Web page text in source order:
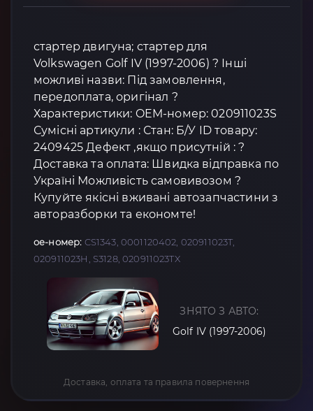
стартер двигуна; стартер для
Volkswagen Golf IV (1997-2006) ? Інші
можливі назви: Під замовлення,
передоплата, оригінал ?
Характеристики: OEM-номер: 020911023S
Сумісні артикули : Стан: Б/У ID товару:
2409425 Дефект ,якщо присутній : ?
Доставка та оплата: Швидка відправка по
Україні Можливість самовивозом ?
Купуйте якісні вживані автозапчастини з
авторазборки та економте!
oe-номер: CS1343, 0001120402, 020911023T,
020911023H, S3128, 020911023TX
ЗНЯТО З АВТО:
Golf IV (1997-2006)
Доставка, оплата та правила повернення